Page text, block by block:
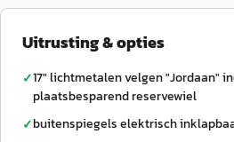
Uitrusting & opties
✓17" lichtmetalen velgen "Jordaan"
plaatsbesparend reservewiel
✓buitenspiegels elektrisch